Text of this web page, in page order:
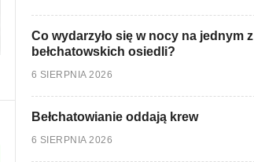
Co wydarzyło się w nocy na jednym z
bełchatowskich osiedli?
6 SIERPNIA 2026
Bełchatowianie oddają krew
6 SIERPNIA 2026